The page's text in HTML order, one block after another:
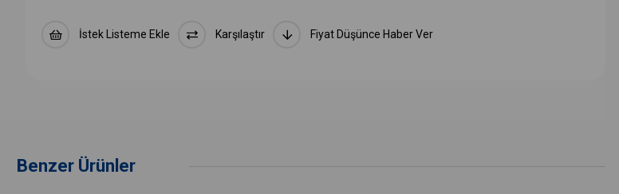
İstek Listeme Ekle Karşılaştır Fiyat Düşünce Haber Ver
Benzer Ürünler